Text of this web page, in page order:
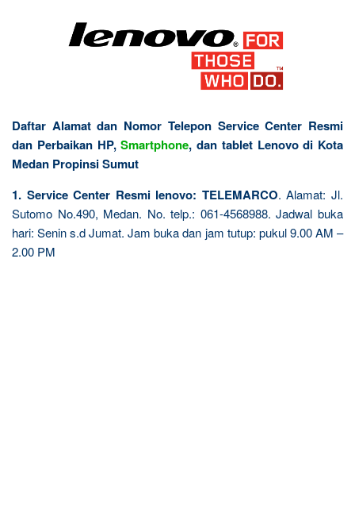
Daftar Alamat dan Nomor Telepon Service Center Resmi
dan Perbaikan HP,Smartphone, dan tablet Lenovo di Kota
Medan Propinsi Sumut
1. Service Center Resmi lenovo: TELEMARCO. Alamat: Jl.
Sutomo No.490, Medan. No. telp.: 061-4568988. Jadwal buka
hari: Senin s.d Jumat. Jam buka dan jam tutup: pukul 9.00 AM –
2.00 PM